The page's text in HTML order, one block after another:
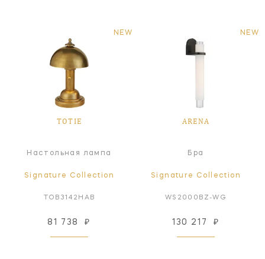
NEW
TOTIE
Настольная лампа
Signature Collection
TOB3142HAB
81 738 ₽
NEW
ARENA
Бра
Signature Collection
WS2000BZ-WG
130 217 ₽